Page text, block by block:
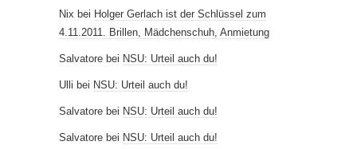
Nix bei Holger Gerlach ist der Schlüssel zum
4.11.2011. Brillen, Mädchenschuh, Anmietung
Salvatore bei NSU: Urteil auch du!
Ulli bei NSU: Urteil auch du!
Salvatore bei NSU: Urteil auch du!
Salvatore bei NSU: Urteil auch du!